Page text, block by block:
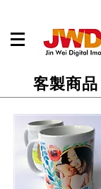
客製商品